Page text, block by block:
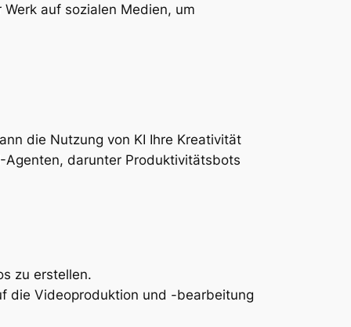
auf sozialen Medien, um
die Nutzung von KI Ihre Kreativität
darunter Produktivitätsbots
zu erstellen.
die Videoproduktion und -bearbeitung